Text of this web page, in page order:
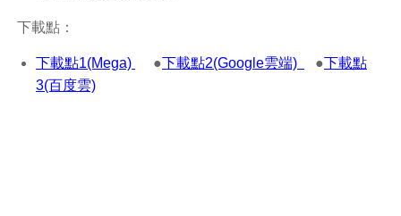
下載點：
下載點1(Mega) ●下載點2(Google雲端) ●下載點
3(百度雲)